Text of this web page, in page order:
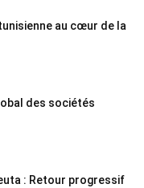
au cœur de la
des sociétés
: Retour progressif